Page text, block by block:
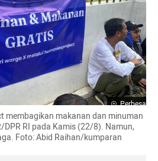
Perbesar
membagikan makanan dan minuman
RI pada Kamis (22/8). Namun,
Foto: Abid Raihan/kumparan